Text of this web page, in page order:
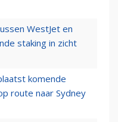
WestJet en
staking in zicht
komende
route naar Sydney